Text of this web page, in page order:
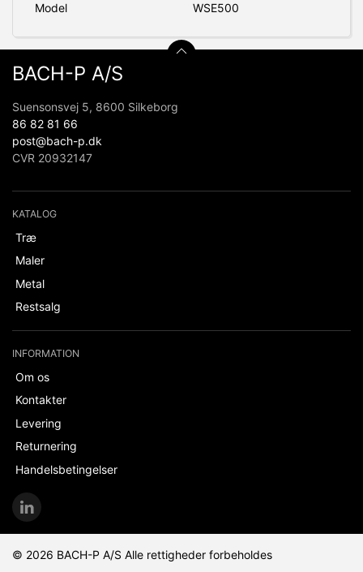
Model WSE500
BACH-P A/S
Suensonsvej 5, 8600 Silkeborg
86 82 81 66
post@bach-p.dk
CVR 20932147
KATALOG
Træ
Maler
Metal
Restsalg
INFORMATION
Om os
Kontakter
Levering
Returnering
Handelsbetingelser
© 2026 BACH-P A/S Alle rettigheder forbeholdes